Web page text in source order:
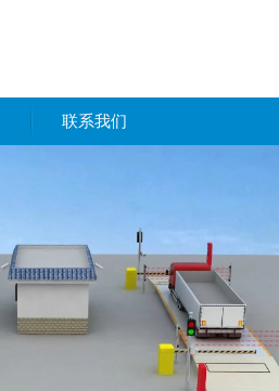
联系我们